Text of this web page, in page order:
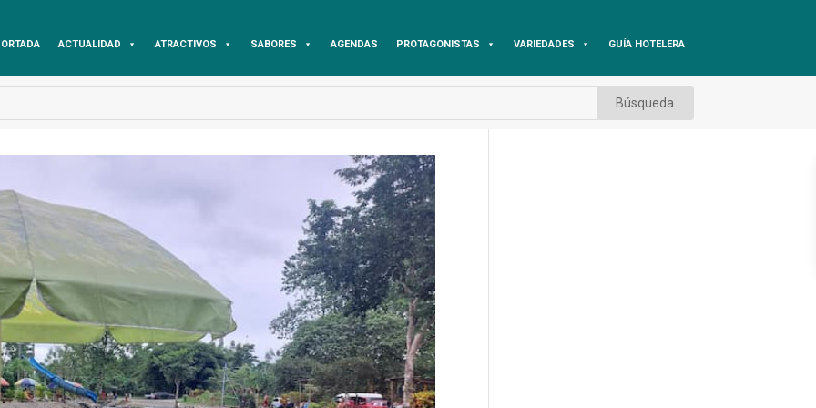
ACTUALIDAD ATRACTIVOS SABORES AGENDAS PROTAGONISTAS VARIEDADES GUÍA HOTELERA